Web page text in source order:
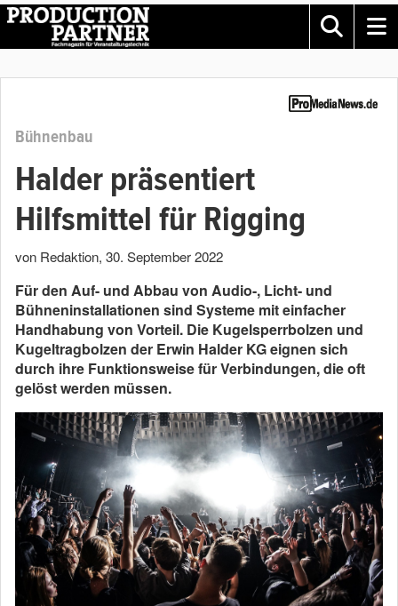
Bühnenbau
Halder präsentiert
Hilfsmittel für Rigging
von Redaktion, 30. September 2022
Für den Auf- und Abbau von Audio-, Licht- und
Bühneninstallationen sind Systeme mit einfacher
Handhabung von Vorteil. Die Kugelsperrbolzen und
Kugeltragbolzen der Erwin Halder KG eignen sich
durch ihre Funktionsweise für Verbindungen, die oft
gelöst werden müssen.